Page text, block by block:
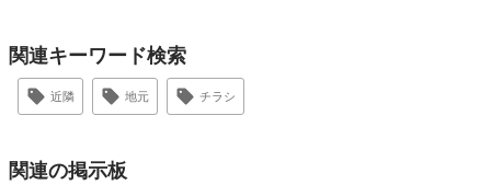
関連キーワード検索
近隣 地元 チラシ
関連の掲示板